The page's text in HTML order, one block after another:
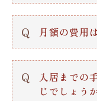
留意事項
②認定され
かの支援
③障害者
している方
④共同生活
A.
要となりま
これは入
費用とな
Q 月額の費用
A.
水道光熱
ります。
Q
入居までの
じでしょう